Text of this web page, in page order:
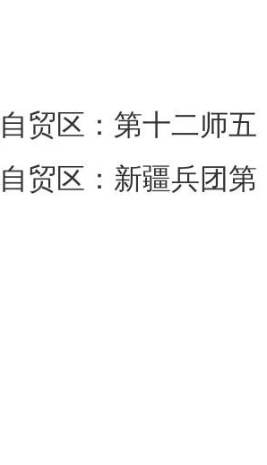
贸区：第十二师五
区块增强“软硬实力
贸区：新疆兵团第
经开区区块“服务企